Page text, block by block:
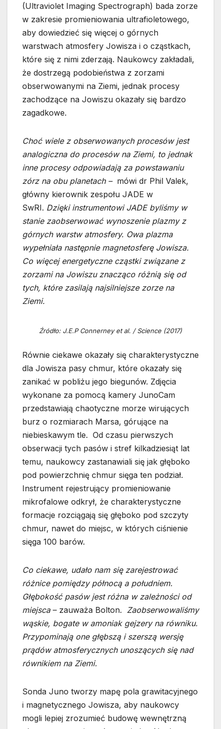
(Ultraviolet Imaging Spectrograph) bada zorze
w zakresie promieniowania ultrafioletowego,
aby dowiedzieć się więcej o górnych
warstwach atmosfery Jowisza i o cząstkach,
które się z nimi zderzają. Naukowcy zakładali,
że dostrzegą podobieństwa z zorzami
obserwowanymi na Ziemi, jednak procesy
zachodzące na Jowiszu okazały się bardzo
zagadkowe.
Choć wiele z obserwowanych procesów jest
analogiczna do procesów na Ziemi, to jednak
inne procesy odpowiadają za powstawaniu
zórz na obu planetach – mówi dr Phil Valek,
główny kierownik zespołu JADE w
SwRI. Dzięki instrumentowi JADE byliśmy w
stanie zaobserwować wynoszenie plazmy z
górnych warstw atmosfery. Owa plazma
wypełniała następnie magnetosferę Jowisza.
Co więcej energetyczne cząstki związane z
zorzami na Jowiszu znacząco różnią się od
tych, które zasilają najsilniejsze zorze na
Ziemi.
Źródło: J.E.P Connerney et al. / Science (2017)
Równie ciekawe okazały się charakterystyczne
dla Jowisza pasy chmur, które okazały się
zanikać w pobliżu jego biegunów. Zdjęcia
wykonane za pomocą kamery JunoCam
przedstawiają chaotyczne morze wirujących
burz o rozmiarach Marsa, górujące na
niebieskawym tle. Od czasu pierwszych
obserwacji tych pasów i stref kilkadziesiąt lat
temu, naukowcy zastanawiali się jak głęboko
pod powierzchnię chmur sięga ten podział.
Instrument rejestrujący promieniowanie
mikrofalowe odkrył, że charakterystyczne
formacje rozciągają się głęboko pod szczyty
chmur, nawet do miejsc, w których ciśnienie
sięga 100 barów.
Co ciekawe, udało nam się zarejestrować
różnice pomiędzy północą a południem.
Głębokość pasów jest różna w zależności od
miejsca – zauważa Bolton. Zaobserwowaliśmy
wąskie, bogate w amoniak gejzery na równiku.
Przypominają one głębszą i szerszą wersję
prądów atmosferycznych unoszących się nad
równikiem na Ziemi.
Sonda Juno tworzy mapę pola grawitacyjnego
i magnetycznego Jowisza, aby naukowcy
mogli lepiej zrozumieć budowę wewnętrzną